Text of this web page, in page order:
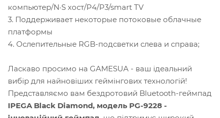
компьютер/N·S хост/P4/P3/smart TV
3. Поддерживает некоторые потоковые облачные
платформы
4. Ослепительные RGB-подсветки слева и справа;
Ласкаво просимо на GAMESUA - ваш ідеальний
вибір для найновіших геймінгових технологій!
Представляємо вам бездротовий Bluetooth-геймпад
IPEGA Black Diamond, модель PG-9228 -